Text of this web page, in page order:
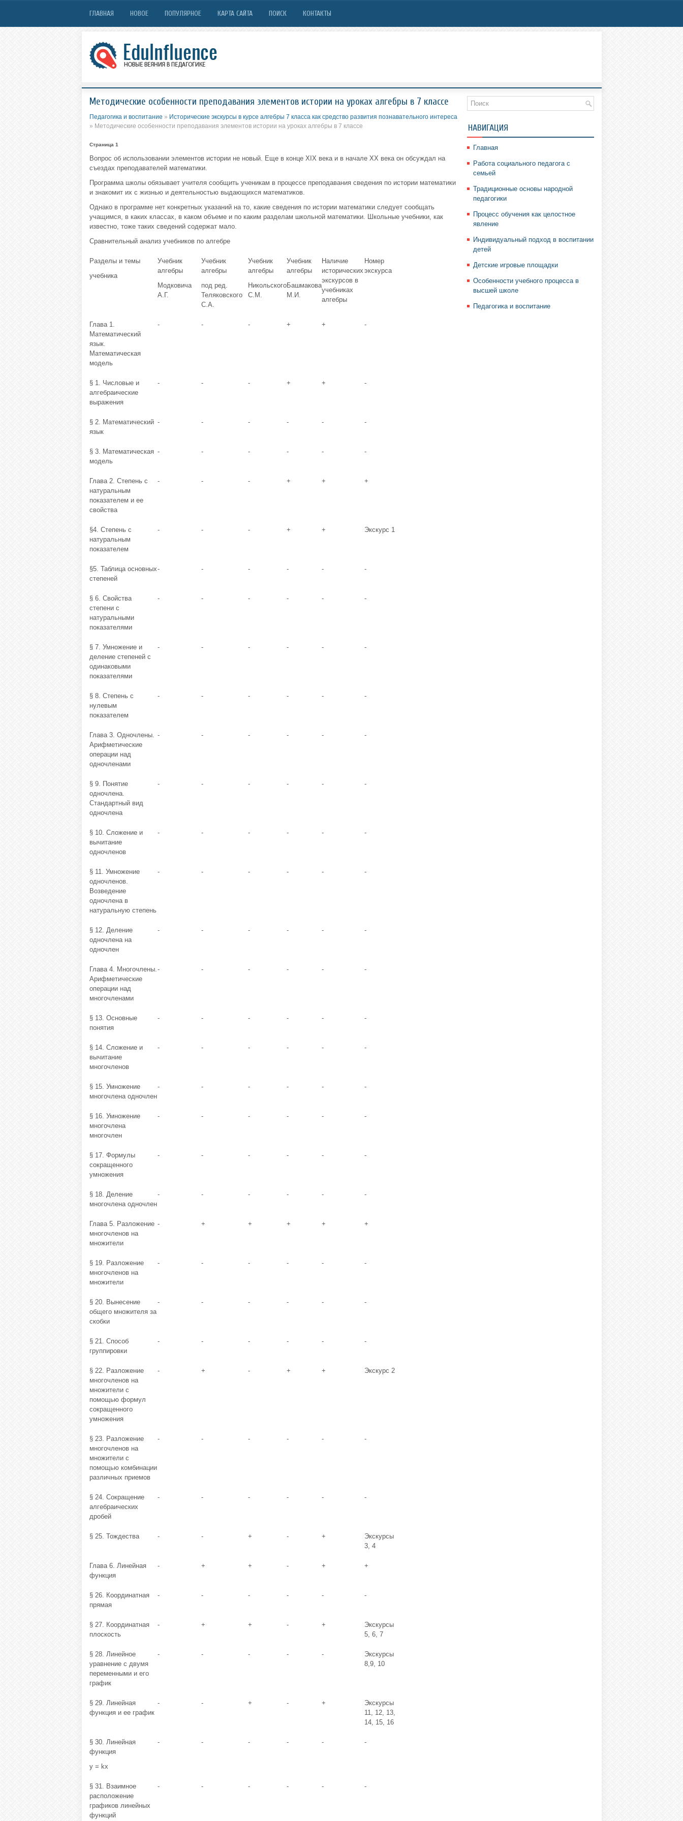
ГЛАВНАЯ НОВОЕ ПОПУЛЯРНОЕ КАРТА САЙТА ПОИСК КОНТАКТЫ
Методические особенности преподавания элементов истории на уроках алгебры в 7 классе
Педагогика и воспитание » Исторические экскурсы в курсе алгебры 7 класса как средство развития познавательного интереса
» Методические особенности преподавания элементов истории на уроках алгебры в 7 классе
Страница 1
Вопрос об использовании элементов истории не новый. Еще в конце XIX века и в начале XX века он обсуждал на
съездах преподавателей математики.
Программа школы обязывает учителя сообщить ученикам в процессе преподавания сведения по истории математики
и знакомит их с жизнью и деятельностью выдающихся математиков.
Однако в программе нет конкретных указаний на то, какие сведения по истории математики следует сообщать
учащимся, в каких классах, в каком объеме и по каким разделам школьной математики. Школьные учебники, как
известно, тоже таких сведений содержат мало.
Сравнительный анализ учебников по алгебре
Разделы и темы
учебника
Учебник
алгебры
Модковича
А.Г.
Учебник
алгебры
под ред.
Теляковского
С.А.
Учебник
алгебры
Никольского
С.М.
Учебник
алгебры
Башмакова
М.И.
Наличие
исторических
экскурсов в
учебниках
алгебры
Номер
экскурса
Глава 1.
Математический
язык.
Математическая
модель
- - - + + -
§ 1. Числовые и
алгебраические
выражения
- - - + + -
§ 2. Математический
язык
- - - - - -
§ 3. Математическая
модель
- - - - - -
Глава 2. Степень с
натуральным
показателем и ее
свойства
- - - + + +
§4. Степень с
натуральным
показателем
- - - + + Экскурс 1
§5. Таблица основных
степеней
- - - - - -
§ 6. Свойства
степени с
натуральными
показателями
- - - - - -
§ 7. Умножение и
деление степеней с
одинаковыми
показателями
- - - - - -
§ 8. Степень с
нулевым
показателем
- - - - - -
Глава 3. Одночлены.
Арифметические
операции над
одночленами
- - - - - -
§ 9. Понятие
одночлена.
Стандартный вид
одночлена
- - - - - -
§ 10. Сложение и
вычитание
одночленов
- - - - - -
§ 11. Умножение
одночленов.
Возведение
одночлена в
натуральную степень
- - - - - -
§ 12. Деление
одночлена на
одночлен
- - - - - -
Глава 4. Многочлены.
Арифметические
операции над
многочленами
- - - - - -
§ 13. Основные
понятия
- - - - - -
§ 14. Сложение и
вычитание
многочленов
- - - - - -
§ 15. Умножение
многочлена одночлен
- - - - - -
§ 16. Умножение
многочлена
многочлен
- - - - - -
§ 17. Формулы
сокращенного
умножения
- - - - - -
§ 18. Деление
многочлена одночлен
- - - - - -
Глава 5. Разложение
многочленов на
множители
- + + + + +
§ 19. Разложение
многочленов на
множители
- - - - - -
§ 20. Вынесение
общего множителя за
скобки
- - - - - -
§ 21. Способ
группировки
- - - - - -
§ 22. Разложение
многочленов на
множители с
помощью формул
сокращенного
умножения
- + - + + Экскурс 2
§ 23. Разложение
многочленов на
множители с
помощью комбинации
различных приемов
- - - - - -
§ 24. Сокращение
алгебраических
дробей
- - - - - -
§ 25. Тождества - - + - +
Экскурсы
3, 4
Глава 6. Линейная
функция
- + + - + +
§ 26. Координатная
прямая
- - - - - -
§ 27. Координатная
плоскость
- + + - +
Экскурсы
5, 6, 7
§ 28. Линейное
уравнение с двумя
переменными и его
график
- - - - -
Экскурсы
8,9, 10
§ 29. Линейная
функция и ее график
- - + - +
Экскурсы
11, 12, 13,
14, 15, 16
§ 30. Линейная
функция
y = kx
- - - - - -
§ 31. Взаимное
расположение
графиков линейных
функций
- - - - - -
НАВИГАЦИЯ
Главная
Работа социального педагога с
семьей
Традиционные основы народной
педагогики
Процесс обучения как целостное
явление
Индивидуальный подход в воспитании
детей
Детские игровые площадки
Особенности учебного процесса в
высшей школе
Педагогика и воспитание